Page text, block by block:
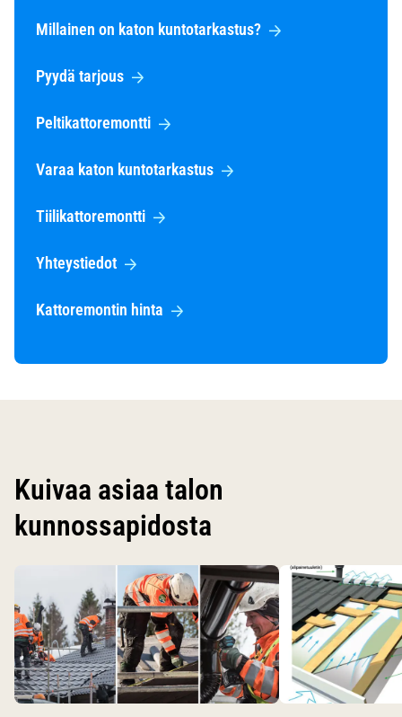
Millainen on katon kuntotarkastus?
Pyydä tarjous
Peltikattoremontti
Varaa katon kuntotarkastus
Tiilikattoremontti
Yhteystiedot
Kattoremontin hinta
Kuivaa asiaa talon
kunnossapidosta
Käytä nuolinäppäimiä siirtyäksesi karusellin diojen välillä.